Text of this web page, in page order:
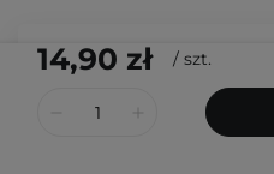
14,90 zł / szt.